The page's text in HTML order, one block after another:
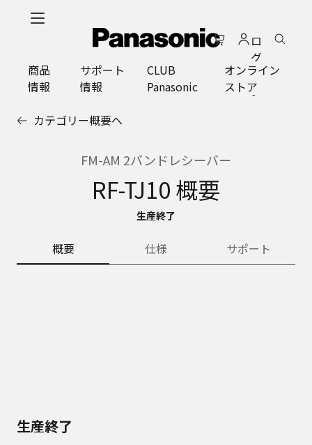
ロ
グ
イ
ン
商品
情報
サポート
情報
CLUB
Panasonic
オンライン
ストア
カテゴリー概要へ
FM-AM 2バンドレシーバー
RF-TJ10 概要
生産終了
概要 仕様 サポート
生産終了